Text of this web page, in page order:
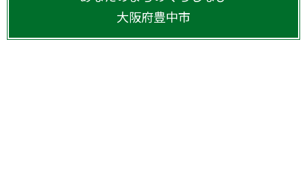
大阪府豊中市